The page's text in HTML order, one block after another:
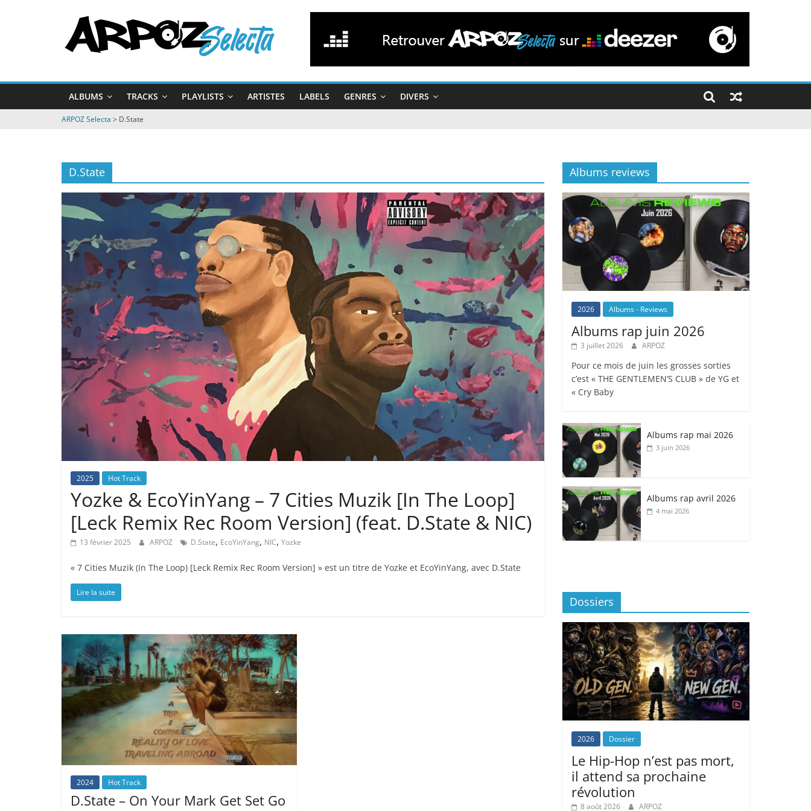
ARPOZ
Selecta
by
ARPOZ
&
ALBUMS TRACKS PLAYLISTS ARTISTES LABELS GENRES DIVERS
ARPOZ Selecta > D.State
D.State
2025 Hot Track
Yozke & EcoYinYang – 7 Cities Muzik [In The Loop]
[Leck Remix Rec Room Version] (feat. D.State & NIC)
13 février 2025 ARPOZ D.State, EcoYinYang, NIC, Yozke
« 7 Cities Muzik (In The Loop) [Leck Remix Rec Room Version] » est un titre de Yozke et EcoYinYang, avec D.State
Lire la suite
2024 Hot Track
D.State – On Your Mark Get Set Go
Albums reviews
2026 Albums - Reviews
Albums rap juin 2026
3 juillet 2026 ARPOZ
Pour ce mois de juin les grosses sorties
c’est « THE GENTLEMEN’S CLUB » de YG et
« Cry Baby
Albums rap mai 2026
3 juin 2026
Albums rap avril 2026
4 mai 2026
Dossiers
2026 Dossier
Le Hip-Hop n’est pas mort,
il attend sa prochaine
révolution
8 août 2026 ARPOZ